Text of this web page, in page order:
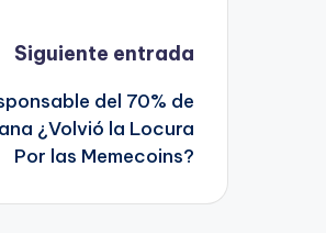
Siguiente entrada
del 70% de
¿Volvió la Locura
Por las Memecoins?